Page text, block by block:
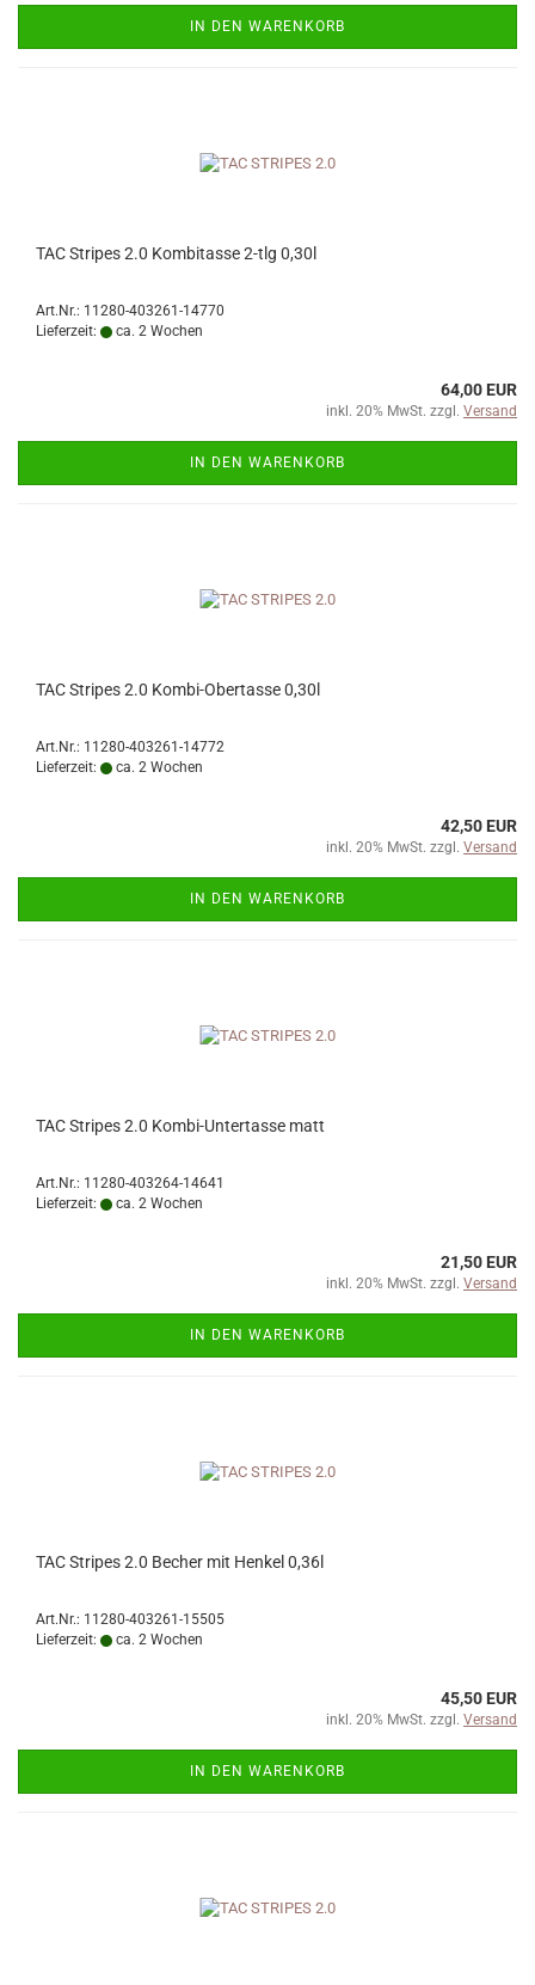
IN DEN WARENKORB
TAC Stripes 2.0 Kombitasse 2-tlg 0,30l
Art.Nr.: 11280-403261-14770
Lieferzeit:
ca. 2 Wochen
64,00 EUR
inkl. 20% MwSt. zzgl. Versand
IN DEN WARENKORB
TAC Stripes 2.0 Kombi-Obertasse 0,30l
Art.Nr.: 11280-403261-14772
Lieferzeit:
ca. 2 Wochen
42,50 EUR
inkl. 20% MwSt. zzgl. Versand
IN DEN WARENKORB
TAC Stripes 2.0 Kombi-Untertasse matt
Art.Nr.: 11280-403264-14641
Lieferzeit:
ca. 2 Wochen
21,50 EUR
inkl. 20% MwSt. zzgl. Versand
IN DEN WARENKORB
TAC Stripes 2.0 Becher mit Henkel 0,36l
Art.Nr.: 11280-403261-15505
Lieferzeit:
ca. 2 Wochen
45,50 EUR
inkl. 20% MwSt. zzgl. Versand
IN DEN WARENKORB